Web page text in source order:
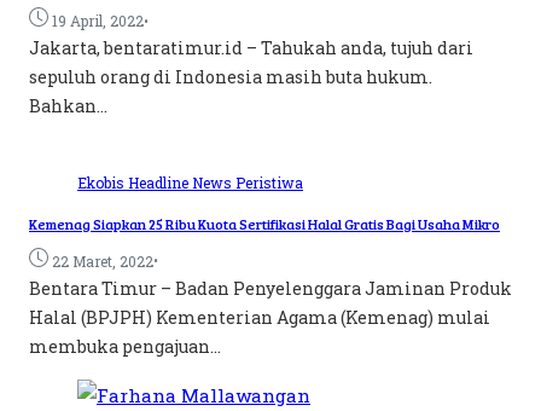
19 April, 2022•
Jakarta, bentaratimur.id – Tahukah anda, tujuh dari
sepuluh orang di Indonesia masih buta hukum.
Bahkan...
Ekobis HeadlineNews Peristiwa
Kemenag Siapkan 25 Ribu Kuota Sertifikasi Halal Gratis Bagi Usaha Mikro
22 Maret, 2022•
Bentara Timur – Badan Penyelenggara Jaminan Produk
Halal (BPJPH) Kementerian Agama (Kemenag) mulai
membuka pengajuan...